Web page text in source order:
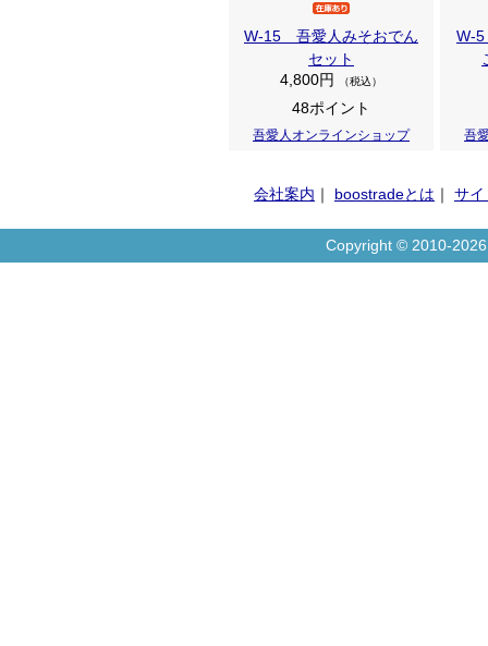
W-15 吾愛人みそおでん
セット
4,800円
（税込）
48ポイント
吾愛人オンラインショップ
W-5
吾
会社案内 ｜ boostradeとは ｜ サイ
Copyright © 2010-